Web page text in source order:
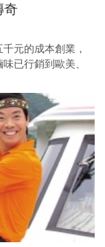
奇
元的成本創業，
已行銷到歐美、
傳奇。